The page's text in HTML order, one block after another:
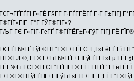
Г€Г¬ГҐГҐГІ Г«ГЁ Г§Г­Г Г·ГҐГ­ГЁГҐ Г·Г Г±ГІГј
Г®ГЇГ»ГІГ Г°Г ГЎГ®ГІГ»?
ГЉГ ГЄ Г«ГіГ·ГёГҐ Г®ГЇГЁГ±Г»ГўГ ГІГј ГЁ
Г€ ГҐГ№ГҐ ГўГ®ГЇГ°Г®Г±ГЁГЄ. Г‚Г»ГёГҐ Гї
ГІГ®ГЈГ®, Г­Г® Г±ГіГ№ГҐГ±ГІГўГҐГ­Г­Г»Гµ
ГЁГ№Гі ГЄГ®Г­ГЄГ°ГҐГІГ­Г®
Г±Г®Г®ГІГўГҐГІГ±ГІГўГіГѕГІ Г±ГІГ